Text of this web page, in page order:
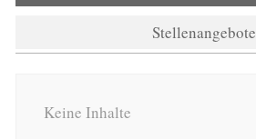
Stellenangebote
Keine Inhalte